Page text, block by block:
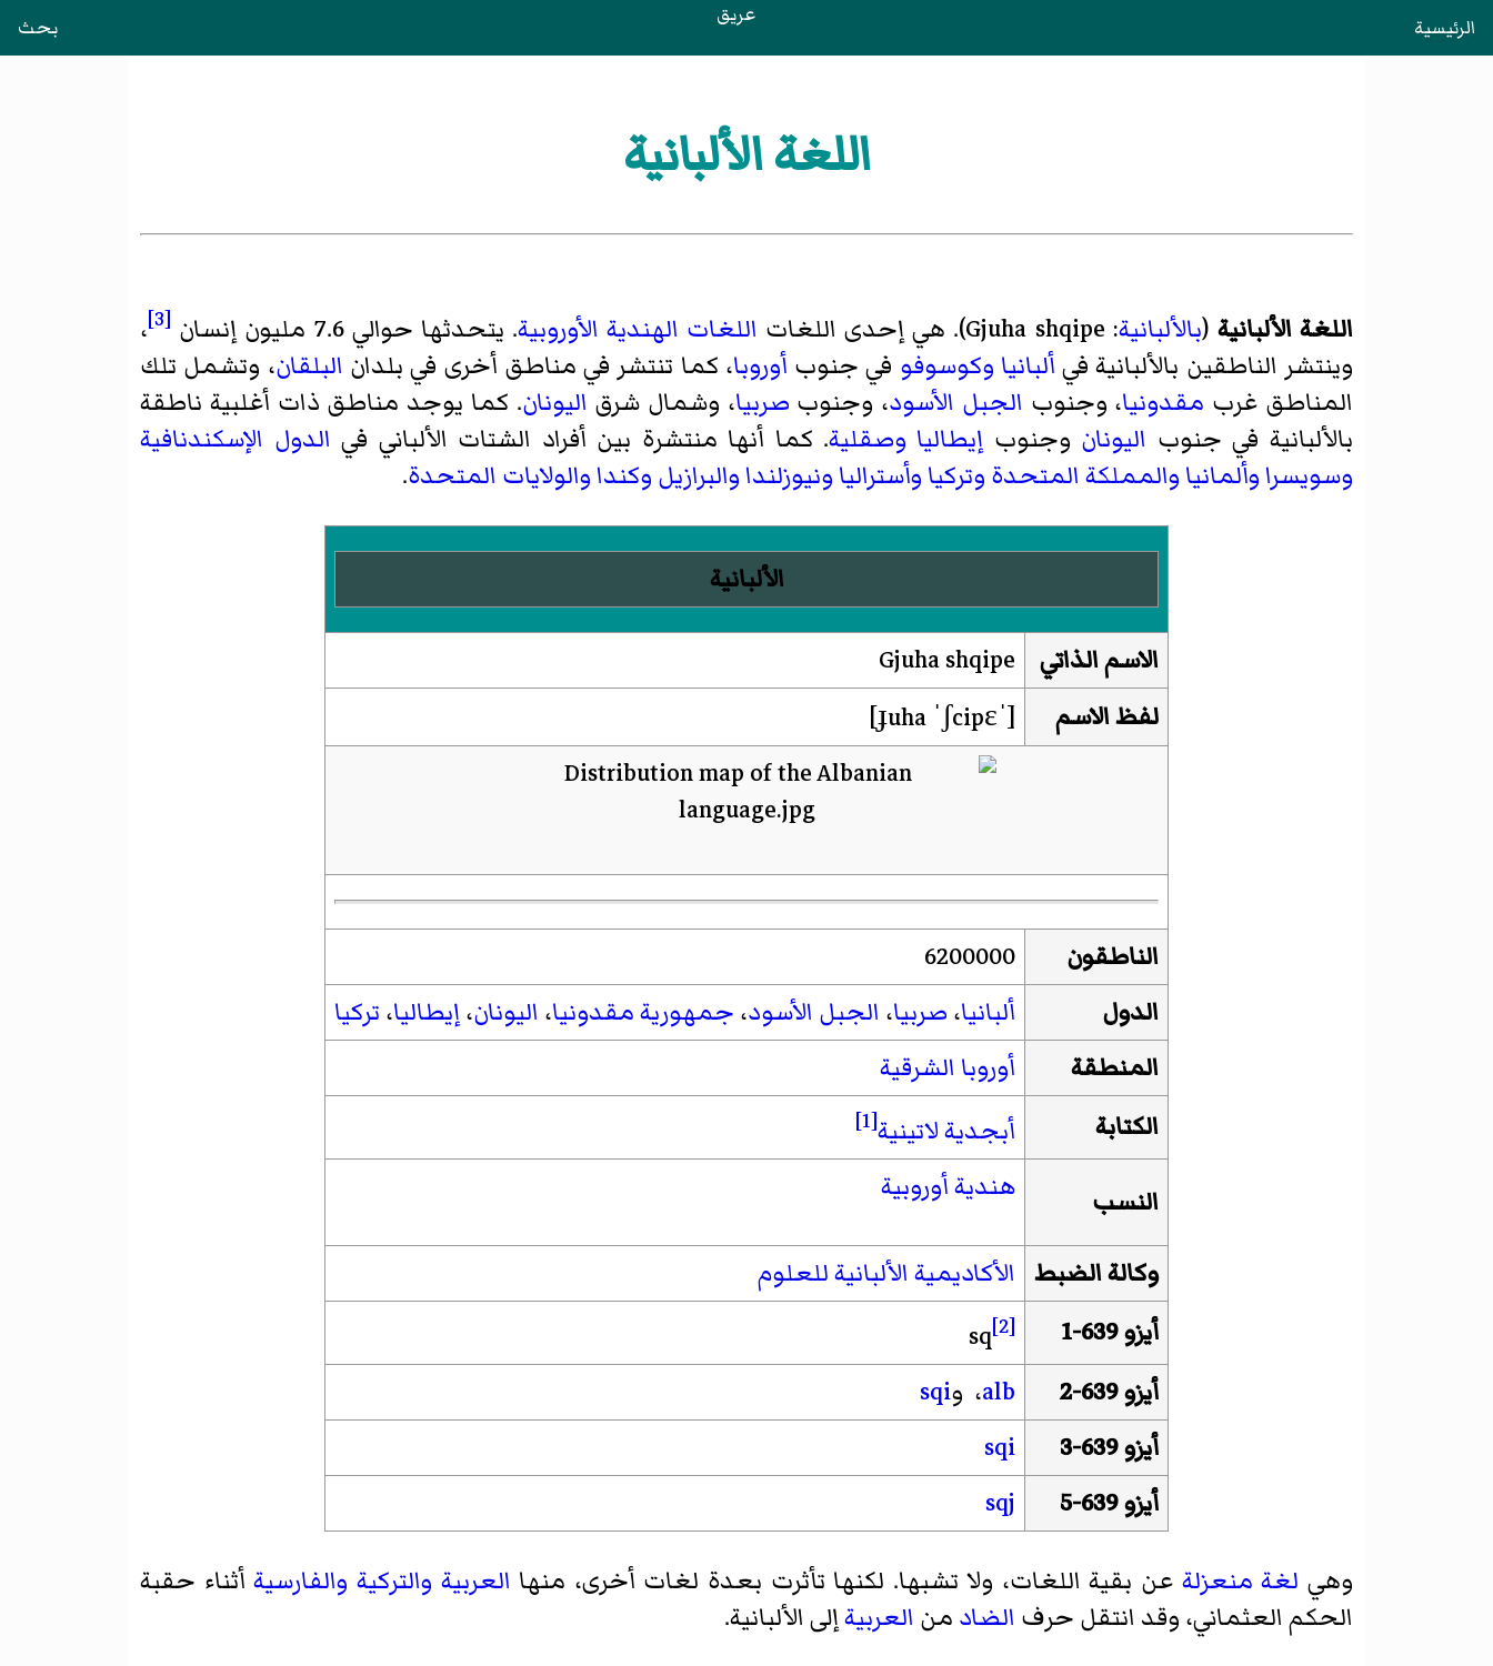
الرئيسية عريق بحث
اللغة الألبانية
اللغة الألبانية (بالألبانية: Gjuha shqipe). هي إحدى اللغات اللغات الهندية الأوروبية. يتحدثها حوالي 7.6 مليون إنسان [3] ،
وينتشر الناطقين بالألبانية في ألبانيا وكوسوفو في جنوب أوروبا، كما تنتشر في مناطق أخرى في بلدان البلقان، وتشمل تلك
المناطق غرب مقدونيا، وجنوب الجبل الأسود، وجنوب صربيا، وشمال شرق اليونان. كما يوجد مناطق ذات أغلبية ناطقة
بالألبانية في جنوب اليونان وجنوب إيطاليا وصقلية. كما أنها منتشرة بين أفراد الشتات الألباني في الدول الإسكندنافية
وسويسرا وألمانيا والمملكة المتحدة وتركيا وأستراليا ونيوزلندا والبرازيل وكندا والولايات المتحدة.
الألبانية
الاسم الذاتي
Gjuha shqipe
لفظ الاسم
[ˈɟuha ˈʃcipɛ]
الناطقون
6200000
الدول
ألبانيا، صربيا، الجبل الأسود، جمهورية مقدونيا، اليونان،إيطاليا، تركيا
المنطقة
أوروبا الشرقية
الكتابة
أبجدية لاتينية[1]
النسب هندية أوروبية
وكالة الضبط الأكاديمية الألبانية للعلوم
أيزو 639-1
sq[2]
أيزو 639-2 alb، وsqi
أيزو 639-3
sqi
أيزو 639-5
sqj
وهي لغة منعزلة عن بقية اللغات، ولا تشبها. لكنها تأثرت بعدة لغات أخرى، منها العربية والتركية والفارسيةأثناء حقبة
الحكم العثماني، وقد انتقل حرف الضاد من العربيةإلى الألبانية.